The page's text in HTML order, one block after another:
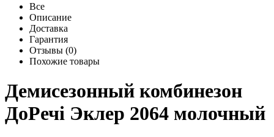
Все
Описание
Доставка
Гарантия
Отзывы (0)
Похожие товары
Демисезонный комбинезон
ДоРечі Эклер 2064 молочный